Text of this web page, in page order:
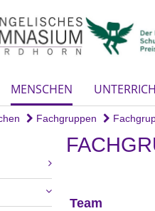
MENSCHEN
Fachgruppen
Team